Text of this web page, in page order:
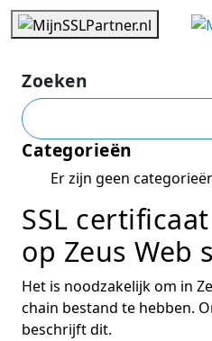
Zoeken
Categorieën
Er zijn geen
SSL
op Zeus Web
Het is noodzakelijk om in
chain bestand te hebben.
beschrijft dit.